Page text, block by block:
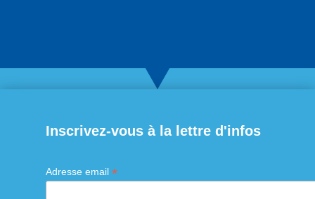
Inscrivez-vous à la lettre d'infos
Adresse email *